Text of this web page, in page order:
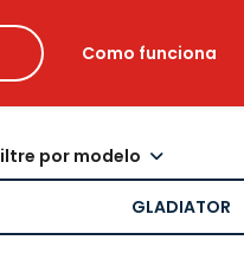
Como funciona
filtre por modelo
GLADIATOR